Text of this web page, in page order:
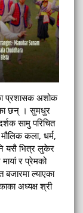
प्रशासक अशोक
छन् । सुमधुर
सामु परिचित
कला, धर्म,
यसै भित्र लुकेर
र प्रेमको
बजारमा ल्याएका
अध्यक्ष श्री